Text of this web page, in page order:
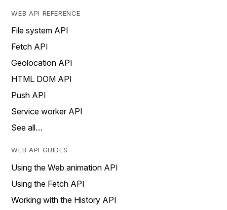
WEB API REFERENCE
File system API
Fetch API
Geolocation API
HTML DOM API
Push API
Service worker API
See all…
WEB API GUIDES
Using the Web animation API
Using the Fetch API
Working with the History API